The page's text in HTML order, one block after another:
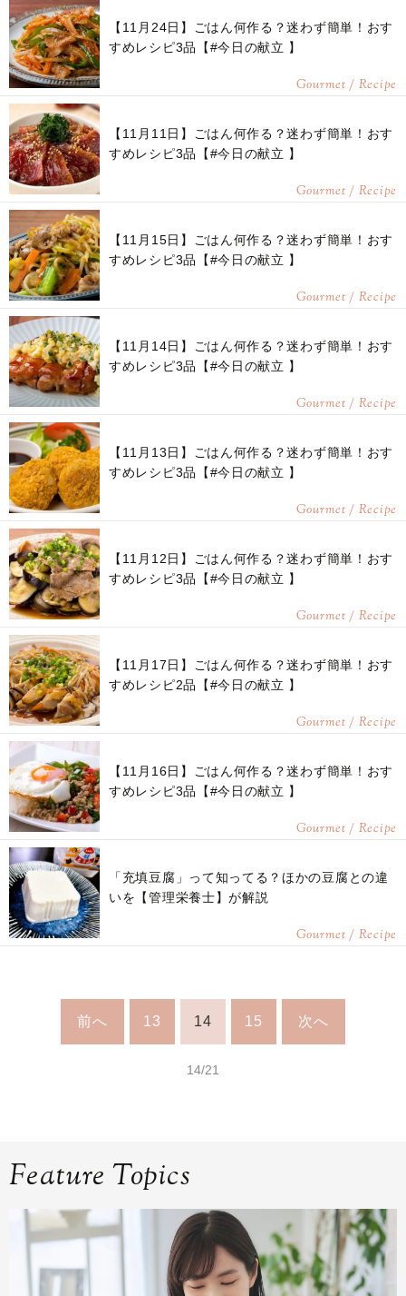
【11月24日】ごはん何作る？迷わず簡単！おす
すめレシピ3品【#今日の献立 】
Gourmet / Recipe
【11月11日】ごはん何作る？迷わず簡単！おす
すめレシピ3品【#今日の献立 】
Gourmet / Recipe
【11月15日】ごはん何作る？迷わず簡単！おす
すめレシピ3品【#今日の献立 】
Gourmet / Recipe
【11月14日】ごはん何作る？迷わず簡単！おす
すめレシピ3品【#今日の献立 】
Gourmet / Recipe
【11月13日】ごはん何作る？迷わず簡単！おす
すめレシピ3品【#今日の献立 】
Gourmet / Recipe
【11月12日】ごはん何作る？迷わず簡単！おす
すめレシピ3品【#今日の献立 】
Gourmet / Recipe
【11月17日】ごはん何作る？迷わず簡単！おす
すめレシピ2品【#今日の献立 】
Gourmet / Recipe
【11月16日】ごはん何作る？迷わず簡単！おす
すめレシピ3品【#今日の献立 】
Gourmet / Recipe
「充填豆腐」って知ってる？ほかの豆腐との違
いを【管理栄養士】が解説
Gourmet / Recipe
前へ 13 14 15 次へ
14/21
Feature Topics